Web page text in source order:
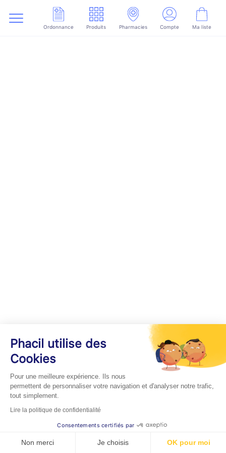
Ordonnance Produits Pharmacies Compte Ma liste
Phacil utilise des
Cookies
Pour une meilleure expérience. Ils nous
permettent de personnaliser votre navigation et d'analyser notre trafic,
tout simplement.
Lire la politique de confidentialité
Consentements certifiés par
Non merci Je choisis OK pour moi